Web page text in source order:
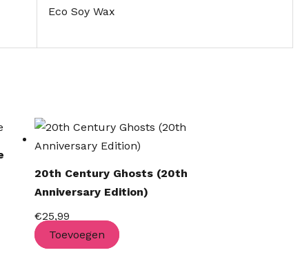
Eco Soy Wax
20th Century Ghosts (20th
Anniversary Edition)
€25,99
Toevoegen